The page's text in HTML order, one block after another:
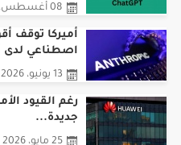
08 أغسطس، 2026 - 12:08pm
أميركا توقف
اصطناعي لدى
13 يونيو، 2026 - 10:06am
رغم القيود
جديدة...
25 مايو، 2026 - 07:05pm